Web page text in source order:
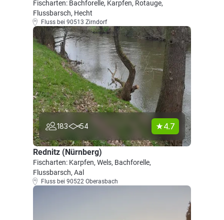
Fischarten: Bachforelle, Karpfen, Rotauge,
Flussbarsch, Hecht
Fluss bei 90513 Zirndorf
183 54 4.7
Rednitz (Nürnberg)
Fischarten: Karpfen, Wels, Bachforelle,
Flussbarsch, Aal
Fluss bei 90522 Oberasbach